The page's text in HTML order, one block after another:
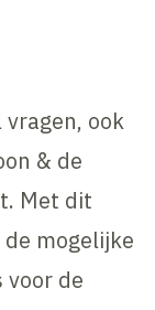
ook
& de
Met dit
mogelijke
voor de